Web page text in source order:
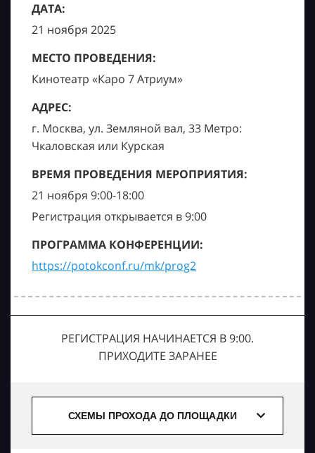
ДАТА:
21 ноября 2025
МЕСТО ПРОВЕДЕНИЯ:
Кинотеатр «Каро 7 Атриум»
АДРЕС:
г. Москва, ул. Земляной вал, 33 Метро:
Чкаловская или Курская
ВРЕМЯ ПРОВЕДЕНИЯ МЕРОПРИЯТИЯ:
21 ноября 9:00-18:00
Регистрация открывается в 9:00
ПРОГРАММА КОНФЕРЕНЦИИ:
https://potokconf.ru/mk/prog2
РЕГИСТРАЦИЯ НАЧИНАЕТСЯ В 9:00.
ПРИХОДИТЕ ЗАРАНЕЕ
СХЕМЫ ПРОХОДА ДО ПЛОЩАДКИ